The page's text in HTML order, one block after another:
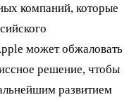
компаний, которые
может обжаловать
решение, чтобы
развитием